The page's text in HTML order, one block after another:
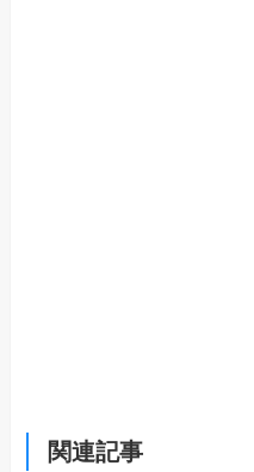
関連記事